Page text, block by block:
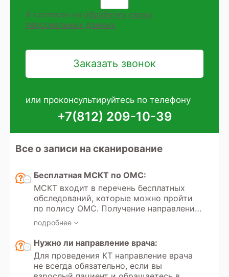
Я согласен на обработку своих
персональных данных
или проконсультируйтесь по телефону
+7(812) 209-10-39
Все о записи на сканирование
Бесплатная МСКТ по ОМС:
МСКТ входит в перечень бесплатных
обследований, которые можно пройти
по полису ОМС. Получение направления
на мультиспиральную компьютерную
томографию регулируется Федеральным
законом РФ «Об обязательном
медицинском страховании» №323.
Кроме того, в России доступно
прохождение МСКТ по программам
подробнее
Нужно ли направление врача:
Для проведения КТ направление врача
не всегда обязательно, если вы